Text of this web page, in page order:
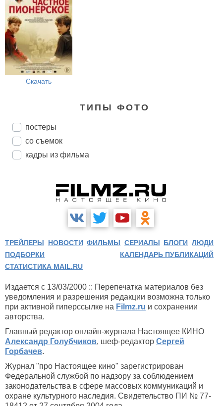
Скачать
ТИПЫ ФОТО
постеры
со съемок
кадры из фильма
ТРЕЙЛЕРЫ НОВОСТИ ФИЛЬМЫ СЕРИАЛЫ БЛОГИ ЛЮДИ
ПОДБОРКИ
КАЛЕНДАРЬ ПУБЛИКАЦИЙ
СТАТИСТИКА MAIL.RU
Издается с 13/03/2000 :: Перепечатка материалов без
уведомления и разрешения редакции возможна только
при активной гиперссылке на Filmz.ru и сохранении
авторства.
Главный редактор онлайн-журнала Настоящее КИНО
Александр Голубчиков, шеф-редактор Сергей
Горбачев.
Журнал "про Настоящее кино" зарегистрирован
Федеральной службой по надзору за соблюдением
законодательства в сфере массовых коммуникаций и
охране культурного наследия. Свидетельство ПИ № 77-